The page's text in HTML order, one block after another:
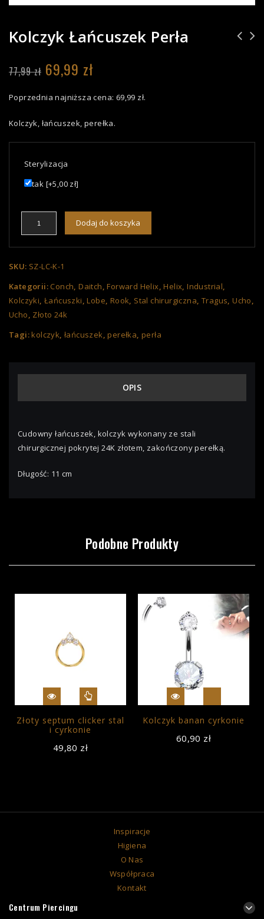
Kolczyk Łańcuszek Perła
77,99zł 69,99 zł
Poprzednia najniższa cena: 69,99 zł.
Kolczyk, łańcuszek, perełka.
Sterylizacja
tak [+5,00 zł]
Dodaj do koszyka
SKU: SZ-LC-K-1
Kategorii: Conch, Daitch, Forward Helix, Helix, Industrial,
Kolczyki,Łańcuszki, Lobe, Rook, Stal chirurgiczna, Tragus, Ucho,
Ucho, Złoto 24k
Tagi: kolczyk,łańcuszek, perełka, perła
OPIS
Cudowny łańcuszek, kolczyk wykonany ze stali
chirurgicznej pokrytej 24K złotem, zakończony perełką.
Długość: 11 cm
Podobne Produkty
Złoty septum clicker stal
i cyrkonie
49,80 zł
Kolczyk banan cyrkonie
60,90 zł
Inspiracje
Higiena
O Nas
Współpraca
Kontakt
Centrum Piercingu